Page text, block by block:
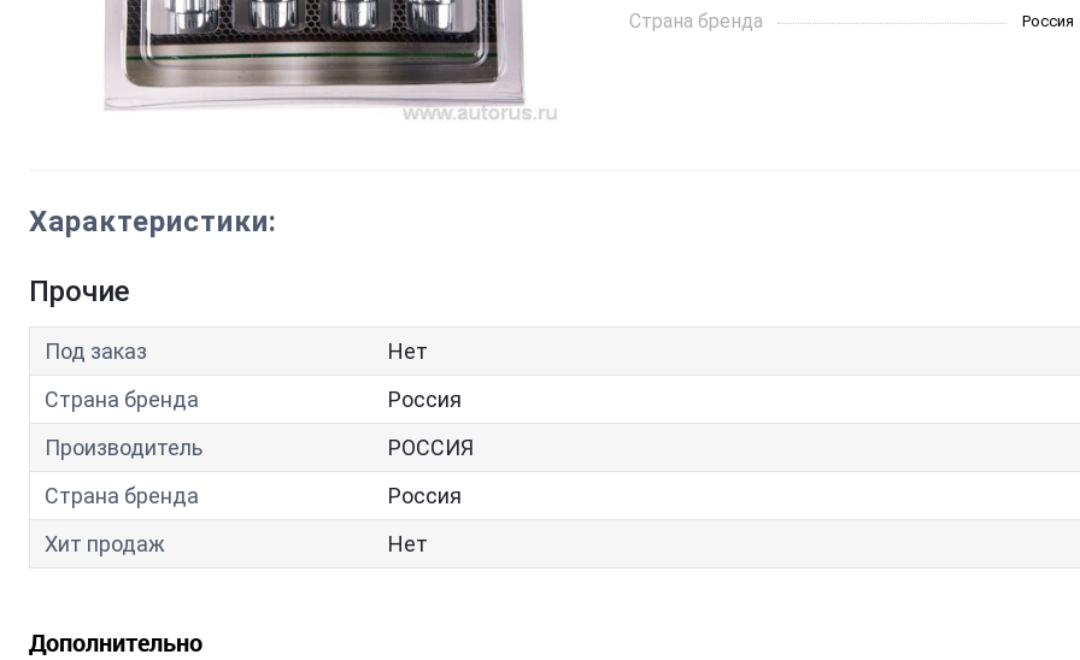
Страна бренда Россия
Характеристики:
Прочие
Под заказ
Нет
Страна бренда
Россия
Производитель
РОССИЯ
Страна бренда
Россия
Хит продаж
Нет
Дополнительно